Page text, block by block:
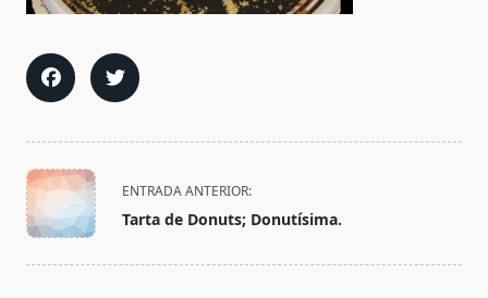
<span
class="nav-
subtitle
screen-
ENTRADA ANTERIOR:
Tarta de Donuts; Donutísima.